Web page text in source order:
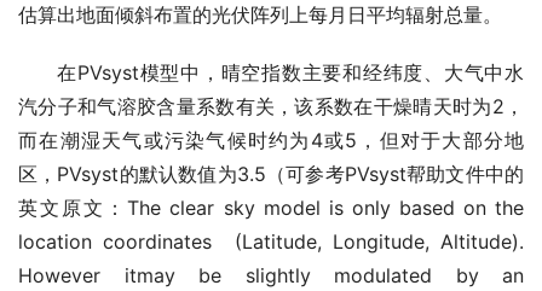
估算出地面倾斜布置的光伏阵列上每月日平均辐射总量。
在PVsyst模型中，晴空指数主要和经纬度、大气中水
汽分子和气溶胶含量系数有关，该系数在干燥晴天时为2，
而在潮湿天气或污染气候时约为4或5，但对于大部分地
区，PVsyst的默认数值为3.5（可参考PVsyst帮助文件中的
英文原文：The clear sky model is only based on the
location coordinates (Latitude, Longitude, Altitude).
However itmay be slightly modulated by an